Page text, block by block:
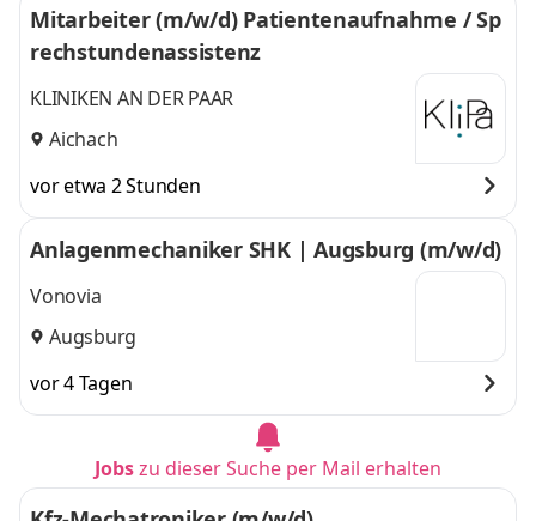
Mitarbeiter (m/w/d) Patientenaufnahme / Sp
rechstundenassistenz
KLINIKEN AN DER PAAR
Aichach
vor etwa 2 Stunden
Anlagenmechaniker SHK | Augsburg (m/w/d)
Vonovia
Augsburg
vor 4 Tagen
Jobszu dieser Suche per Mail erhalten